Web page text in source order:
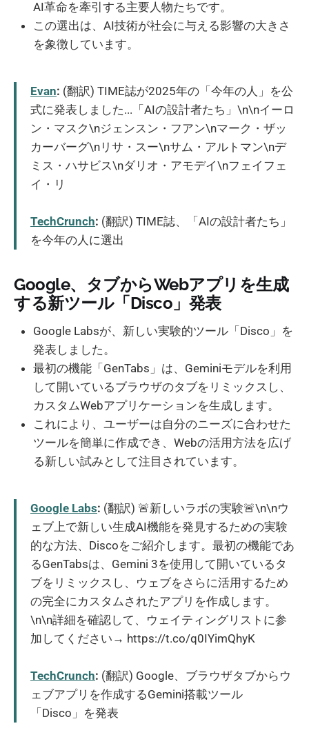
AI革命を牽引する主要人物たちです。
この選出は、AI技術が社会に与える影響の大きさ
を象徴しています。
Evan: (翻訳) TIME誌が2025年の「今年の人」を公
式に発表しました...「AIの設計者たち」\n\nイーロ
ン・マスク\nジェンスン・フアン\nマーク・ザッ
カーバーグ\nリサ・スー\nサム・アルトマン\nデ
ミス・ハサビス\nダリオ・アモデイ\nフェイフェ
イ・リ
TechCrunch: (翻訳) TIME誌、「AIの設計者たち」
を今年の人に選出
Google、タブからWebアプリを生成
する新ツール「Disco」発表
Google Labsが、新しい実験的ツール「Disco」を
発表しました。
最初の機能「GenTabs」は、Geminiモデルを利用
して開いているブラウザのタブをリミックスし、
カスタムWebアプリケーションを生成します。
これにより、ユーザーは自分のニーズに合わせた
ツールを簡単に作成でき、Webの活用方法を広げ
る新しい試みとして注目されています。
Google Labs: (翻訳) 🚨新しいラボの実験🚨\n\nウ
ェブ上で新しい生成AI機能を発見するための実験
的な方法、Discoをご紹介します。最初の機能であ
るGenTabsは、Gemini 3を使用して開いているタ
ブをリミックスし、ウェブをさらに活用するため
の完全にカスタムされたアプリを作成します。
\n\n詳細を確認して、ウェイティングリストに参
加してください→ https://t.co/q0IYimQhyK
TechCrunch: (翻訳) Google、ブラウザタブからウ
ェブアプリを作成するGemini搭載ツール
「Disco」を発表